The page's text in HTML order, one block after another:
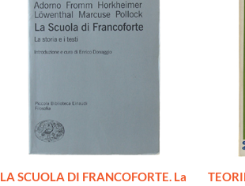
LA SCUOLA DI FRANCOFORTE. La